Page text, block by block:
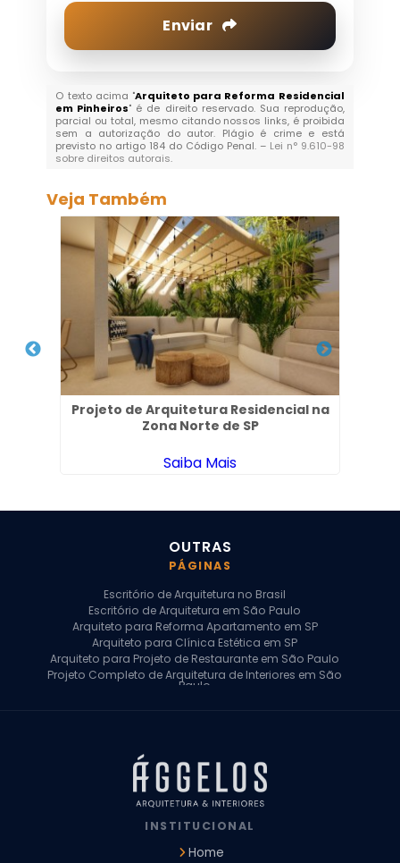
Enviar
O texto acima "Arquiteto para Reforma Residencial
em Pinheiros" é de direito reservado. Sua reprodução,
parcial ou total, mesmo citando nossos links, é proibida
sem a autorização do autor. Plágio é crime e está
previsto no artigo 184 do Código Penal. – Lei n° 9.610-98
sobre direitos autorais.
Veja Também
Projeto de Arquitetura Residencial na
Zona Norte de SP
Saiba Mais
OUTRAS
PÁGINAS
Escritório de Arquitetura no Brasil
Escritório de Arquitetura em São Paulo
Arquiteto para Reforma Apartamento em SP
Arquiteto para Clínica Estética em SP
Arquiteto para Projeto de Restaurante em São Paulo
Projeto Completo de Arquitetura de Interiores em São
Paulo
Arquiteto para Projeto Comercial em São Paulo
Arquiteto Comercial
Arquiteto para Reforma de Apartamento
Arquiteto para Reforma Residencial
Arquitetura para Reforma de Casas
Design de Interiores Apartamentos
INSTITUCIONAL
Home